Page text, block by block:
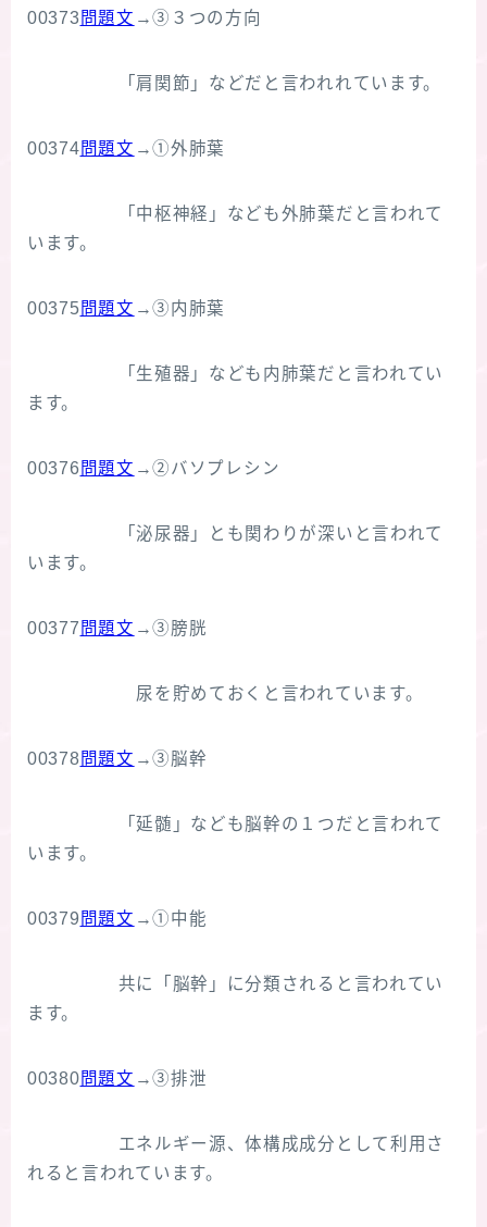
00373問題文 →③３つの方向
「肩関節」などだと言われれています。
00374問題文 →①外肺葉
「中枢神経」なども外肺葉だと言われて
います。
00375問題文 →③内肺葉
「生殖器」なども内肺葉だと言われてい
ます。
00376問題文 →②バソプレシン
「泌尿器」とも関わりが深いと言われて
います。
00377 問題文 →③膀胱
尿を貯めておくと言われています。
00378問題文 →③脳幹
「延髄」なども脳幹の１つだと言われて
います。
00379 問題文 →①中能
共に「脳幹」に分類されると言われてい
ます。
00380問題文 →③排泄
エネルギー源、体構成成分として利用さ
れると言われています。